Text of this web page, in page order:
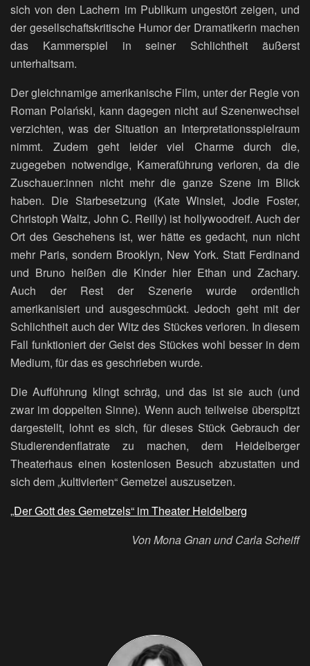
sich von den Lachern im Publikum ungestört zeigen, und
der gesellschaftskritische Humor der Dramatikerin machen
das Kammerspiel in seiner Schlichtheit äußerst
unterhaltsam.
Der gleichnamige amerikanische Film, unter der Regie von
Roman Polański, kann dagegen nicht auf Szenenwechsel
verzichten, was der Situation an Interpretationsspielraum
nimmt. Zudem geht leider viel Charme durch die,
zugegeben notwendige, Kameraführung verloren, da die
Zuschauer:innen nicht mehr die ganze Szene im Blick
haben. Die Starbesetzung (Kate Winslet, Jodie Foster,
Christoph Waltz, John C. Reilly) ist hollywoodreif. Auch der
Ort des Geschehens ist, wer hätte es gedacht, nun nicht
mehr Paris, sondern Brooklyn, New York. Statt Ferdinand
und Bruno heißen die Kinder hier Ethan und Zachary.
Auch der Rest der Szenerie wurde ordentlich
amerikanisiert und ausgeschmückt. Jedoch geht mit der
Schlichtheit auch der Witz des Stückes verloren. In diesem
Fall funktioniert der Geist des Stückes wohl besser in dem
Medium, für das es geschrieben wurde.
Die Aufführung klingt schräg, und das ist sie auch (und
zwar im doppelten Sinne). Wenn auch teilweise überspitzt
dargestellt, lohnt es sich, für dieses Stück Gebrauch der
Studierendenflatrate zu machen, dem Heidelberger
Theaterhaus einen kostenlosen Besuch abzustatten und
sich dem „kultivierten“ Gemetzel auszusetzen.
„Der Gott des Gemetzels“ im Theater Heidelberg
Von Mona Gnan und Carla Scheiff